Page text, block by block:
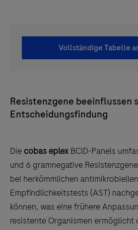
Vollständige Tabelle
Resistenzgene beeinflussen
Entscheidungsfindung
Die cobas eplex BCID-Panels
und 6 gramnegative
bei herkömmlichen antimikrobiellen
Empfindlichkeitstests (AST)
können, was eine frühere
resistente Organismen ermöglicht